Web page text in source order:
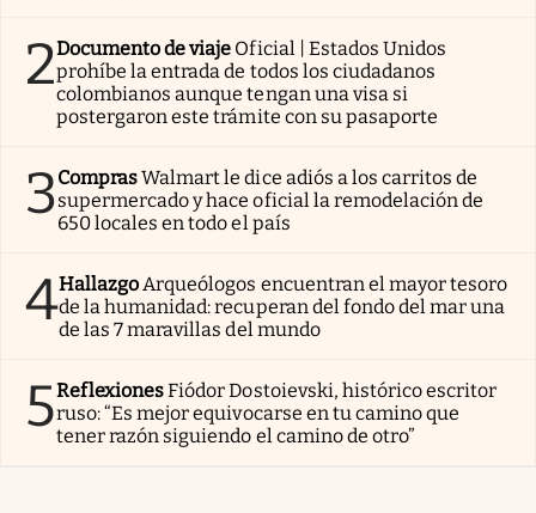
2Documento de viaje Oficial | Estados Unidos
prohíbe la entrada de todos los ciudadanos
colombianos aunque tengan una visa si
postergaron este trámite con su pasaporte
3ComprasWalmart le dice adiós a los carritos de
supermercado y hace oficial la remodelación de
650 locales en todo el país
4HallazgoArqueólogos encuentran el mayor tesoro
de la humanidad: recuperan del fondo del mar una
de las 7 maravillas del mundo
5ReflexionesFiódor Dostoievski, histórico escritor
ruso: “Es mejor equivocarse en tu camino que
tener razón siguiendo el camino de otro”